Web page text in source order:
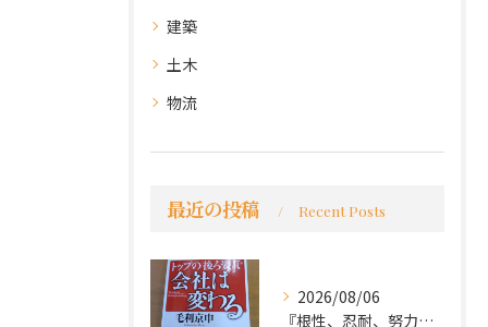
建築
土木
物流
最近の投稿 Recent Posts
2026/08/06
『根性、忍耐、努力という言葉は死語なのか』